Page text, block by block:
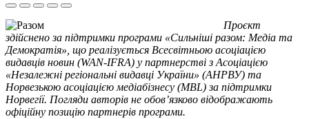
Проєкт
здійснено за підтримки програми «Сильніші разом: Медіа та
Демократія», що реалізується Всесвітньою асоціацією
видавців новин (WAN-IFRA) у партнерстві з Асоціацією
«Незалежні регіональні видавці України» (АНРВУ) та
Норвезькою асоціацією медіабізнесу (MBL) за підтримки
Норвегії. Погляди авторів не обов’язково відображають
офіційну позицію партнерів програми.